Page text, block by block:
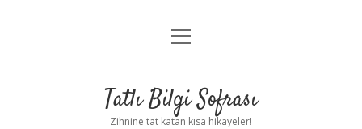
Anasayfa
Yasal Uyarı
menüyü
Tatlı Bilgi Sofrası
Zihnine tat katan kısa hikayeler!